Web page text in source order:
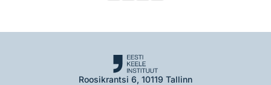
Roosikrantsi 6, 10119 Tallinn